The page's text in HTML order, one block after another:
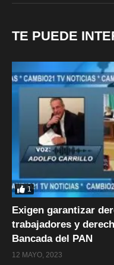
TE PUEDE
1
Exigen garantizar
trabajadores y
Bancada del PAN
12 MAYO, 2023